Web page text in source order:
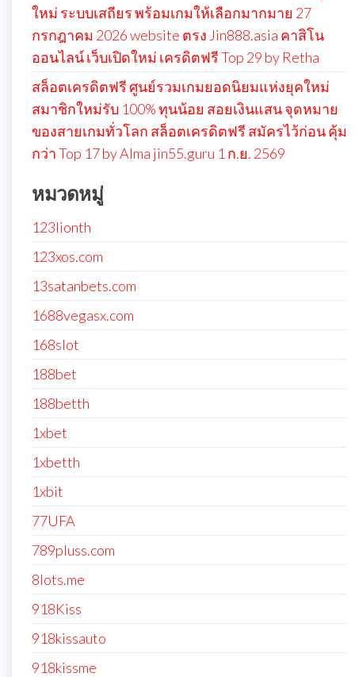
ใหม่ ระบบเสถียร พร้อมเกมให้เลือกมากมาย 27
กรกฎาคม 2026 website ตรง Jin888.asia คาสิโน
ออนไลน์ เว็บเปิดใหม่ เครดิตฟรี Top 29 by Retha
สล็อตเครดิตฟรี ศูนย์รวมเกมยอดนิยมแห่งยุคใหม่
สมาชิกใหม่รับ 100% ทุนน้อย สอยเงินแสน จุดหมาย
ของสายเกมทั่วโลก สล็อตเครดิตฟรี สมัครไว้ก่อน คุ้ม
กว่า Top 17 by Alma jin55.guru 1 ก.ย. 2569
หมวดหมู่
123lionth
123xos.com
13satanbets.com
1688vegasx.com
168slot
188bet
188betth
1xbet
1xbetth
1xbit
77UFA
789pluss.com
8lots.me
918Kiss
918kissauto
918kissme